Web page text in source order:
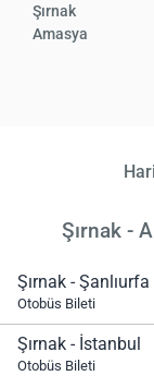
Şırnak
Amasya
Şırnak -
Şırnak - Şanlıurfa
Otobüs Bileti
Şırnak - İstanbul
Otobüs Bileti